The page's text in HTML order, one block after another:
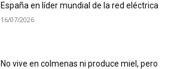
España en líder mundial de la red eléctrica
16/07/2026
No vive en colmenas ni produce miel, pero